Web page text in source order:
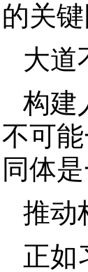
的关
大道
构建
不可
同体
推动
正如